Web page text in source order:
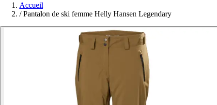
Accueil
/ Pantalon de ski femme Helly Hansen Legendary